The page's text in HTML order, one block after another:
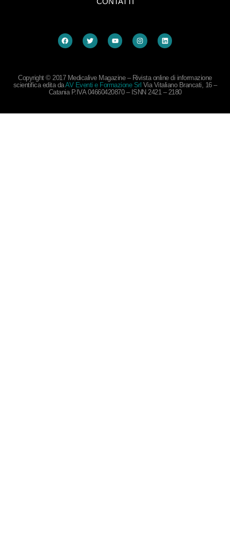
Copyright © 2017 Medicalive Magazine – Rivista online di informazione
scientifica edita daAV Eventi e Formazione Srl Via Vitaliano Brancati, 16 –
Catania P.IVA 04660420870 – ISNN 2421 – 2180